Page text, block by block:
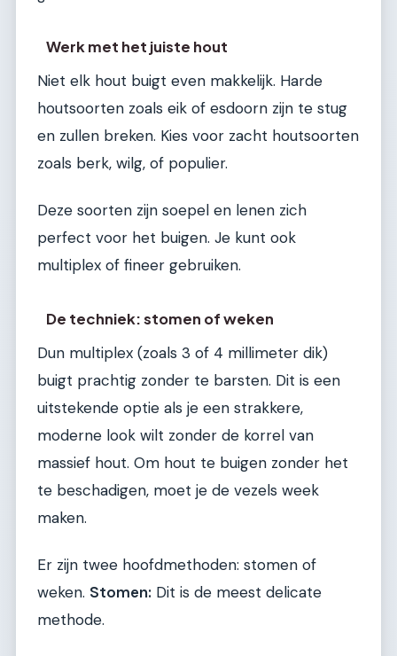
Werk met het juiste hout
Niet elk hout buigt even makkelijk. Harde
houtsoorten zoals eik of esdoorn zijn te stug
en zullen breken. Kies voor zacht houtsoorten
zoals berk, wilg, of populier.
Deze soorten zijn soepel en lenen zich
perfect voor het buigen. Je kunt ook
multiplex of fineer gebruiken.
De techniek: stomen of weken
Dun multiplex (zoals 3 of 4 millimeter dik)
buigt prachtig zonder te barsten. Dit is een
uitstekende optie als je een strakkere,
moderne look wilt zonder de korrel van
massief hout. Om hout te buigen zonder het
te beschadigen, moet je de vezels week
maken.
Er zijn twee hoofdmethoden: stomen of
weken. Stomen: Dit is de meest delicate
methode.